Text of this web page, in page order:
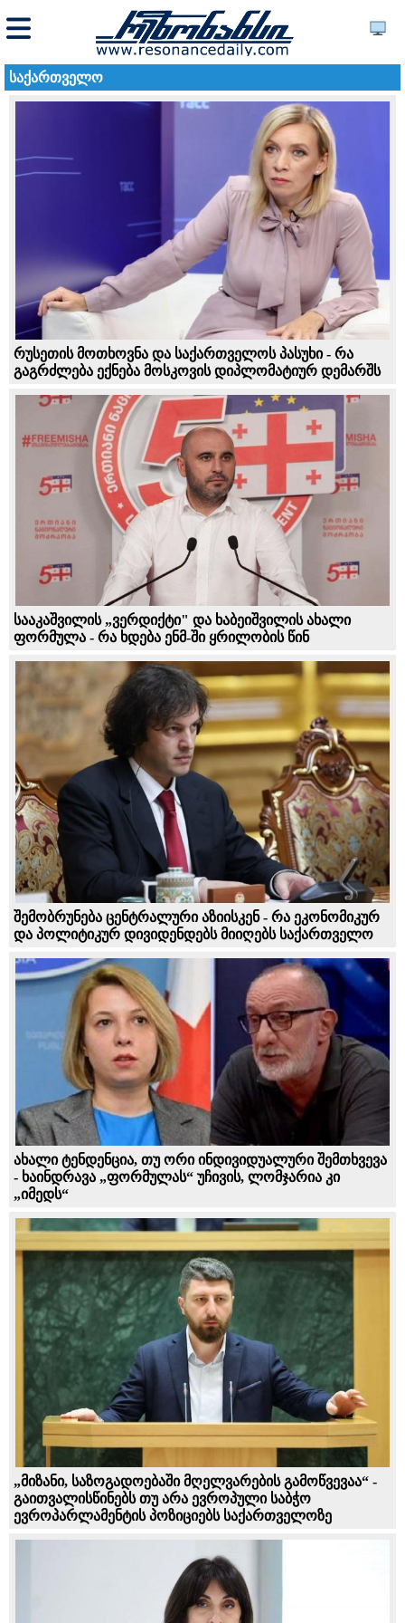
საქართველო
რუსეთის მოთხოვნა და საქართველოს პასუხი - რა
გაგრძლება ექნება მოსკოვის დიპლომატიურ დემარშს
სააკაშვილის „ვერდიქტი" და ხაბეიშვილის ახალი
ფორმულა - რა ხდება ენმ-ში ყრილობის წინ
შემობრუნება ცენტრალური აზიისკენ - რა ეკონომიკურ
და პოლიტიკურ დივიდენდებს მიიღებს საქართველო
ახალი ტენდენცია, თუ ორი ინდივიდუალური შემთხვევა
- ხაინდრავა „ფორმულას“ უჩივის, ლომჯარია კი
„იმედს“
„მიზანი, საზოგადოებაში მღელვარების გამოწვევაა“ -
გაითვალისწინებს თუ არა ევროპული საბჭო
ევროპარლამენტის პოზიციებს საქართველოზე